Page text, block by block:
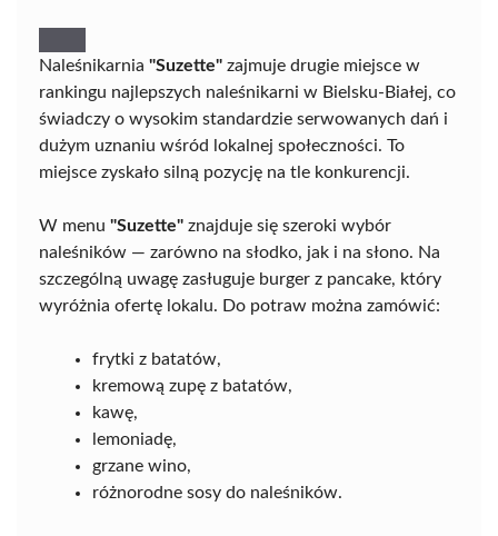
Naleśnikarnia "Suzette" zajmuje drugie miejsce w
rankingu najlepszych naleśnikarni w Bielsku-Białej, co
świadczy o wysokim standardzie serwowanych dań i
dużym uznaniu wśród lokalnej społeczności. To
miejsce zyskało silną pozycję na tle konkurencji.
W menu "Suzette" znajduje się szeroki wybór
naleśników — zarówno na słodko, jak i na słono. Na
szczególną uwagę zasługuje burger z pancake, który
wyróżnia ofertę lokalu. Do potraw można zamówić:
frytki z batatów,
kremową zupę z batatów,
kawę,
lemoniadę,
grzane wino,
różnorodne sosy do naleśników.